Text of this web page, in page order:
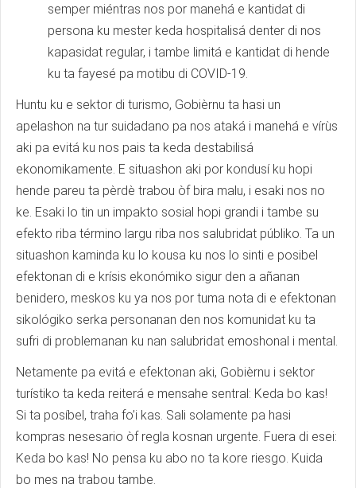
semper miéntras nos por manehá e kantidat di
persona ku mester keda hospitalisá denter di nos
kapasidat regular, i tambe limitá e kantidat di hende
ku ta fayesé pa motibu di COVID-19.
Huntu ku e sektor di turismo, Gobièrnu ta hasi un
apelashon na tur suidadano pa nos ataká i manehá e vírùs
aki pa evitá ku nos pais ta keda destabilisá
ekonomikamente. E situashon aki por kondusí ku hopi
hende pareu ta pèrdè trabou òf bira malu, i esaki nos no
ke. Esaki lo tin un impakto sosial hopi grandi i tambe su
efekto riba término largu riba nos salubridat públiko. Ta un
situashon kaminda ku lo kousa ku nos lo sinti e posibel
efektonan di e krísis ekonómiko sigur den a añanan
benidero, meskos ku ya nos por tuma nota di e efektonan
sikológiko serka personanan den nos komunidat ku ta
sufri di problemanan ku nan salubridat emoshonal i mental.
Netamente pa evitá e efektonan aki, Gobièrnu i sektor
turístiko ta keda reiterá e mensahe sentral: Keda bo kas!
Si ta posíbel, traha fo’i kas. Sali solamente pa hasi
kompras nesesario òf regla kosnan urgente. Fuera di esei:
Keda bo kas! No pensa ku abo no ta kore riesgo. Kuida
bo mes na trabou tambe.